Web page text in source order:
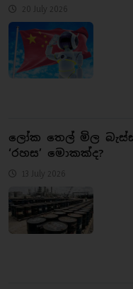
20 July 2026
ලෝක තෙල් මිල
‘රහස’ මොකක්ද?
13 July 2026